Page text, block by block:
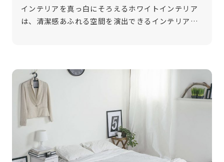
インテリアを真っ白にそろえるホワイトインテリア
は、清潔感あふれる空間を演出できるインテリアコ